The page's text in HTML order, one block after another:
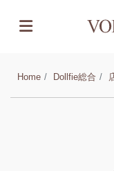
Home Dollfie総合